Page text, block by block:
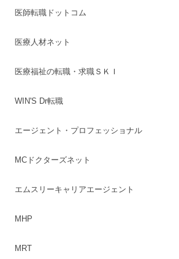
医師転職ドットコム
医療人材ネット
医療福祉の転職・求職ＳＫＩ
WIN'S Dr転職
エージェント・プロフェッショナル
MCドクターズネット
エムスリーキャリアエージェント
MHP
MRT